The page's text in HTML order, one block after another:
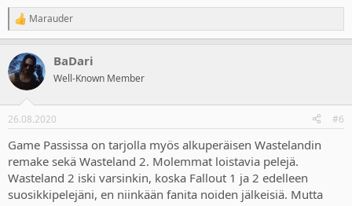
R
e
c
t
i
s
Marauder
BaDari
Well-Known Member
26.08.2020 #6
Game Passissa on tarjolla myös alkuperäisen Wastelandin
remake sekä Wasteland 2. Molemmat loistavia pelejä.
Wasteland 2 iski varsinkin, koska Fallout 1 ja 2 edelleen
suosikkipelejäni, en niinkään fanita noiden jälkeisiä. Mutta